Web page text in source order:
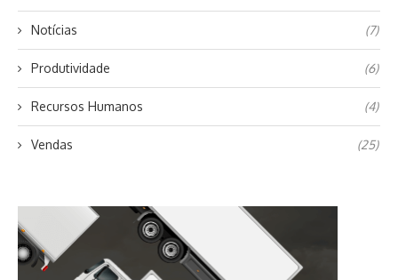
Notícias (7)
Produtividade (6)
Recursos Humanos (4)
Vendas (25)